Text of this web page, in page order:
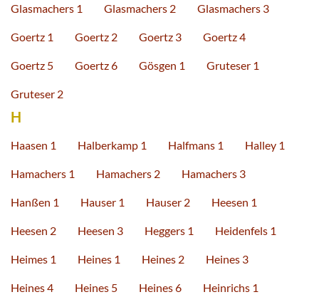
Glasmachers 1 Glasmachers 2 Glasmachers 3
Goertz 1 Goertz 2 Goertz 3 Goertz 4
Goertz 5 Goertz 6 Gösgen 1 Gruteser 1
Gruteser 2
H
Haasen 1 Halberkamp 1 Halfmans 1 Halley 1
Hamachers 1 Hamachers 2 Hamachers 3
Hanßen 1 Hauser 1 Hauser 2 Heesen 1
Heesen 2 Heesen 3 Heggers 1 Heidenfels 1
Heimes 1 Heines 1 Heines 2 Heines 3
Heines 4 Heines 5 Heines 6 Heinrichs 1